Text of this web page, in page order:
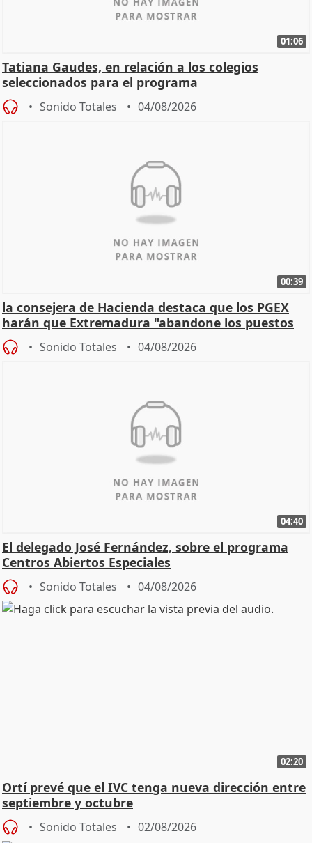
01:06
Tatiana Gaudes, en relación a los colegios
seleccionados para el programa
Sonido Totales 04/08/2026
00:39
la consejera de Hacienda destaca que los PGEX
harán que Extremadura "abandone los puestos
de cola"
Sonido Totales 04/08/2026
04:40
El delegado José Fernández, sobre el programa
Centros Abiertos Especiales
Sonido Totales 04/08/2026
02:20
Ortí prevé que el IVC tenga nueva dirección entre
septiembre y octubre
Sonido Totales 02/08/2026